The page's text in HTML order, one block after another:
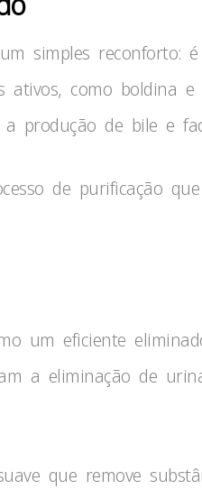
simples reconforto:
ativos, como boldina
produção de bile e
de purificação
um eficiente
a eliminação de
que remove